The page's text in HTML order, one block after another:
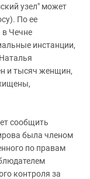
узел" может
По ее
в Чечне
инстанции,
и тысяч женщин,
сообщить
была членом
по правам
контроля за